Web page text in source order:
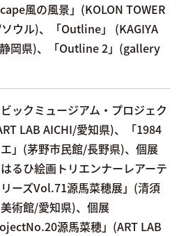
風の風景」(KOLON TOWER
ウル)、「Outline」 (KAGIYA
岡県)、「Outline 2」(gallery
ビックミュージアム・プロジェク
LAB AICHI/愛知県)、「1984
」(茅野市民館/長野県)、個展
はるひ絵画トリエンナーレアーテ
ーズVol.71源馬菜穂展」(清須
術館/愛知県)、個展
源馬菜穂」(ART LAB